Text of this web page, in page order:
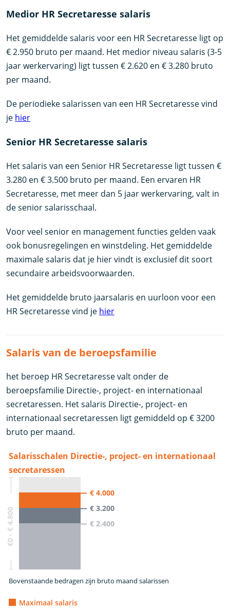
Medior HR Secretaresse salaris
Het gemiddelde salaris voor een HR Secretaresse ligt op
€ 2.950 bruto per maand. Het medior niveau salaris (3-5
jaar werkervaring) ligt tussen € 2.620 en € 3.280 bruto
per maand.
De periodieke salarissen van een HR Secretaresse vind
je hier
Senior HR Secretaresse salaris
Het salaris van een Senior HR Secretaresse ligt tussen €
3.280 en € 3.500 bruto per maand. Een ervaren HR
Secretaresse, met meer dan 5 jaar werkervaring, valt in
de senior salarisschaal.
Voor veel senior en management functies gelden vaak
ook bonusregelingen en winstdeling. Het gemiddelde
maximale salaris dat je hier vindt is exclusief dit soort
secundaire arbeidsvoorwaarden.
Het gemiddelde bruto jaarsalaris en uurloon voor een
HR Secretaresse vind je hier
Salaris van de beroepsfamilie
het beroep HR Secretaresse valt onder de
beroepsfamilie Directie-, project- en internationaal
secretaressen. Het salaris Directie-, project- en
internationaal secretaressen ligt gemiddeld op € 3200
bruto per maand.
Salarisschalen Directie-, project- en internationaal
secretaressen
€0 - € 4.800
€ 4.000
€ 3.200
€ 2.400
Bovenstaande bedragen zijn bruto maand salarissen
Maximaal salaris